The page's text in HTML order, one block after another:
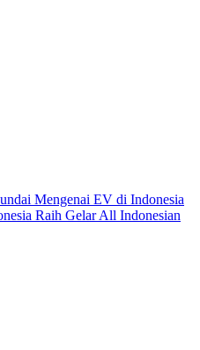
Mengenai EV di Indonesia
Raih Gelar All Indonesian